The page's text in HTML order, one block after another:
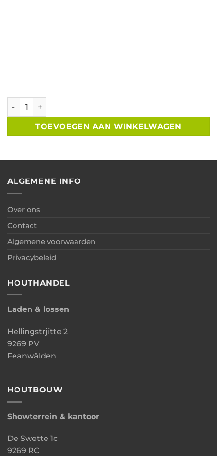
Tuinkamer met glazen schuifwand B400xD250 cm aantal
TOEVOEGEN AAN WINKELWAGEN
ALGEMENE INFO
Over ons
Contact
Algemene voorwaarden
Privacybeleid
HOUTHANDEL
Laden & lossen
Hellingstrjitte 2
9269 PV
Feanwâlden
HOUTBOUW
Showterrein & kantoor
De Swette 1c
9269 RC